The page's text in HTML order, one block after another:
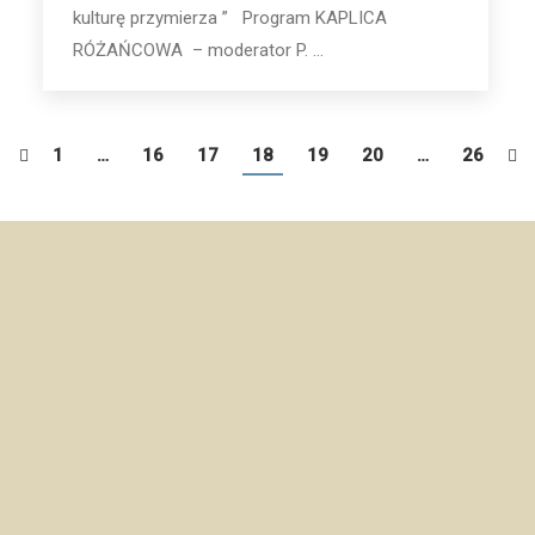
kulturę przymierza ” Program KAPLICA
RÓŻAŃCOWA – moderator P. ...
1 … 16 17 18 19 20 … 26